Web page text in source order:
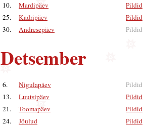
10.
Mardipäev Pildid
25.
Kadripäev Pildid
30.
Andresepäev Pildid
Detsember
6. Nigulapäev
Pildid
13.
Luutsipäev Pildid
21.
Toomapäev Pildid
24.
Jõulud Pildid